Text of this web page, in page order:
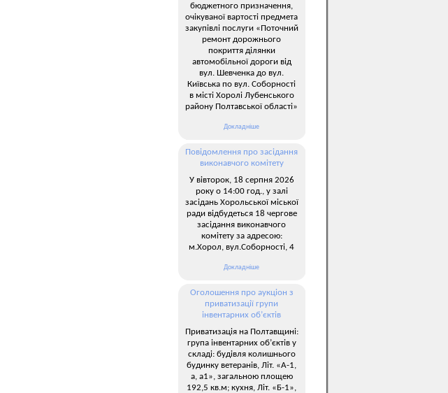
бюджетного призначення,
очікуваної вартості предмета
закупівлі послуги «Поточний
ремонт дорожнього
покриття ділянки
автомобільної дороги від
вул. Шевченка до вул.
Київська по вул. Соборності
в місті Хоролі Лубенського
району Полтавської області»
Докладніше
Повідомлення про засідання
виконавчого комітету
У вівторок, 18 серпня 2026
року о 14:00 год., у залі
засідань Хорольської міської
ради відбудеться 18 чергове
засідання виконавчого
комітету за адресою:
м.Хорол, вул.Соборності, 4
Докладніше
Оголошення про аукціон з
приватизації групи
інвентарних об’єктів
Приватизація на Полтавщині:
група інвентарних об’єктів у
складі: будівля колишнього
будинку ветеранів, Літ. «А-1,
а, а1», загальною площею
192,5 кв.м; кухня, Літ. «Б-1»,